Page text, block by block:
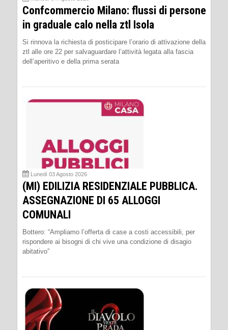
Confcommercio Milano: flussi di persone
in graduale calo nella ztl Isola
Si rinnova la richiesta di posticipare l’orario di attivazione della
ztl alle ore 22 per salvaguardare l’attività legata alla fascia
dell’aperitivo e della prima serata
Lunedì 03 Agosto 2026
(MI) EDILIZIA RESIDENZIALE PUBBLICA.
ASSEGNAZIONE DI 65 ALLOGGI
COMUNALI
Bottero: “Ampliamo l’offerta di case a costi accessibili, per
rispondere ai bisogni di chi vive una condizione di disagio
abitativo”